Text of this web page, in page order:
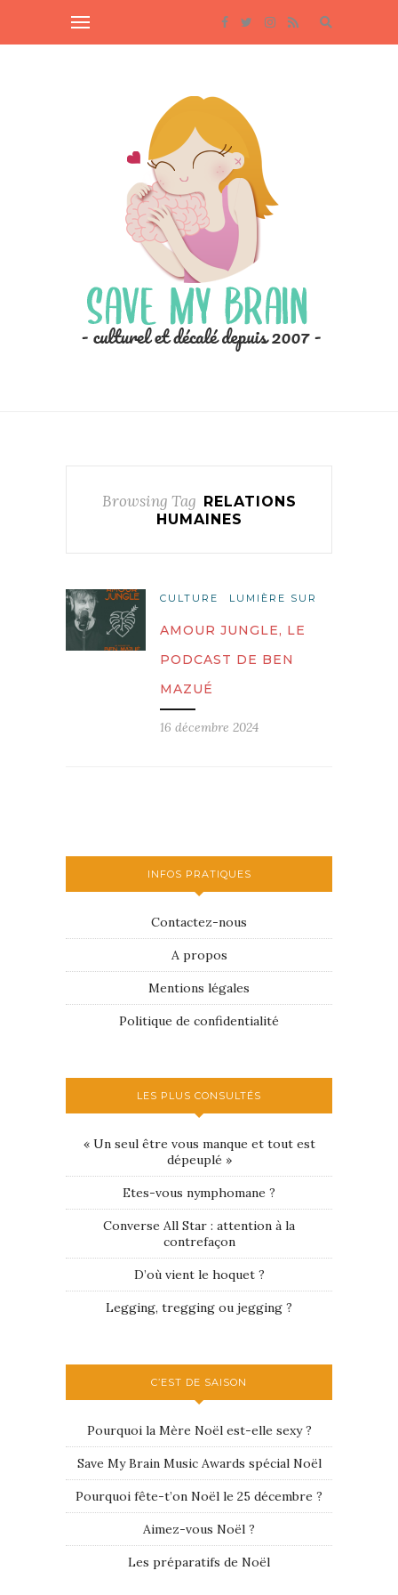
Browsing Tag RELATIONS
HUMAINES
CULTURE LUMIÈRE SUR
AMOUR JUNGLE, LE
PODCAST DE BEN
MAZUÉ
16 décembre 2024
INFOS PRATIQUES
Contactez-nous
A propos
Mentions légales
Politique de confidentialité
LES PLUS CONSULTÉS
« Un seul être vous manque et tout est
dépeuplé »
Etes-vous nymphomane ?
Converse All Star : attention à la
contrefaçon
D’où vient le hoquet ?
Legging, tregging ou jegging ?
C’EST DE SAISON
Pourquoi la Mère Noël est-elle sexy ?
Save My Brain Music Awards spécial Noël
Pourquoi fête-t’on Noël le 25 décembre ?
Aimez-vous Noël ?
Les préparatifs de Noël